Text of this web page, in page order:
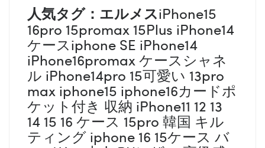
人気タグ：エルメスiPhone15
16pro 15promax 15Plus iPhone14
ケースiphone SE iPhone14
iPhone16promax ケースシャネ
ル iPhone14pro 15可愛い 13pro
max iphone15 iphone16カードポ
ケット付き 収納 iPhone11 12 13
14 15 16 ケース 15pro 韓国 キル
ティング iphone 16 15ケース バ